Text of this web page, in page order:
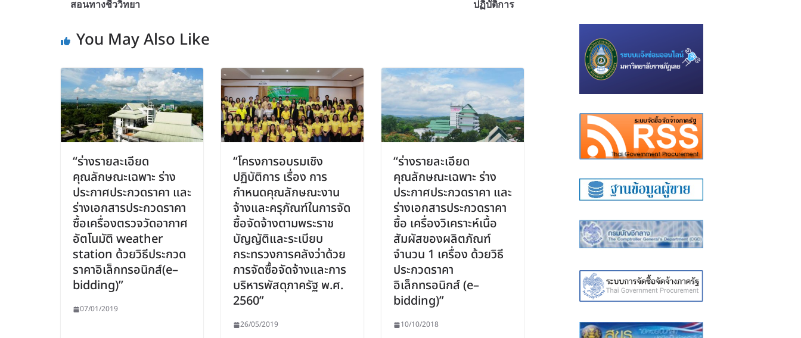
สอนทางชีววิทยา
ปฏิบัติการ
You May Also Like
“ร่างรายละเอียด
คุณลักษณะเฉพาะ ร่าง
ประกาศประกวดราคา และ
ร่างเอกสารประกวดราคา
ซื้อเครื่องตรวจวัดอากาศ
อัตโนมัติ weather
station ด้วยวิธีประกวด
ราคาอิเล็กทรอนิกส์(e–
bidding)”
07/01/2019
“โครงการอบรมเชิง
ปฏิบัติการ เรื่อง การ
กำหนดคุณลักษณะงาน
จ้างและครุภัณฑ์ในการจัด
ซื้อจัดจ้างตามพระราช
บัญญัติและระเบียบ
กระทรวงการคลังว่าด้วย
การจัดซื้อจัดจ้างและการ
บริหารพัสดุภาครัฐ พ.ศ.
2560”
26/05/2019
“ร่างรายละเอียด
คุณลักษณะเฉพาะ ร่าง
ประกาศประกวดราคา และ
ร่างเอกสารประกวดราคา
ซื้อ เครื่องวิเคราะห์เนื้อ
สัมผัสของผลิตภัณฑ์
จำนวน 1 เครื่อง ด้วยวิธี
ประกวดราคา
อิเล็กทรอนิกส์ (e–
bidding)”
10/10/2018